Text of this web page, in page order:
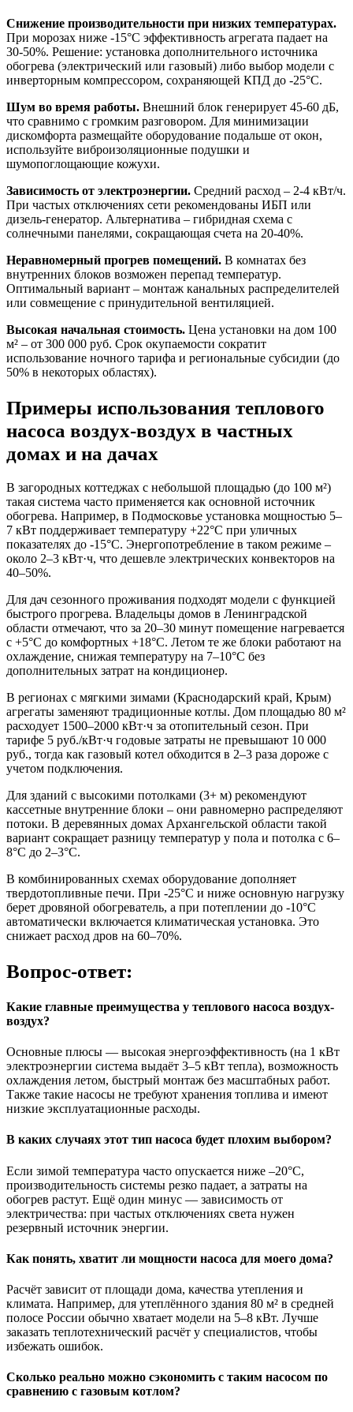
Снижение производительности при низких температурах.
При морозах ниже -15°C эффективность агрегата падает на
30-50%. Решение: установка дополнительного источника
обогрева (электрический или газовый) либо выбор модели с
инверторным компрессором, сохраняющей КПД до -25°C.
Шум во время работы. Внешний блок генерирует 45-60 дБ,
что сравнимо с громким разговором. Для минимизации
дискомфорта размещайте оборудование подальше от окон,
используйте виброизоляционные подушки и
шумопоглощающие кожухи.
Зависимость от электроэнергии. Средний расход – 2-4 кВт/ч.
При частых отключениях сети рекомендованы ИБП или
дизель-генератор. Альтернатива – гибридная схема с
солнечными панелями, сокращающая счета на 20-40%.
Неравномерный прогрев помещений. В комнатах без
внутренних блоков возможен перепад температур.
Оптимальный вариант – монтаж канальных распределителей
или совмещение с принудительной вентиляцией.
Высокая начальная стоимость. Цена установки на дом 100
м² – от 300 000 руб. Срок окупаемости сократит
использование ночного тарифа и региональные субсидии (до
50% в некоторых областях).
Примеры использования теплового
насоса воздух-воздух в частных
домах и на дачах
В загородных коттеджах с небольшой площадью (до 100 м²)
такая система часто применяется как основной источник
обогрева. Например, в Подмосковье установка мощностью 5–
7 кВт поддерживает температуру +22°C при уличных
показателях до -15°C. Энергопотребление в таком режиме –
около 2–3 кВт·ч, что дешевле электрических конвекторов на
40–50%.
Для дач сезонного проживания подходят модели с функцией
быстрого прогрева. Владельцы домов в Ленинградской
области отмечают, что за 20–30 минут помещение нагревается
с +5°C до комфортных +18°C. Летом те же блоки работают на
охлаждение, снижая температуру на 7–10°C без
дополнительных затрат на кондиционер.
В регионах с мягкими зимами (Краснодарский край, Крым)
агрегаты заменяют традиционные котлы. Дом площадью 80 м²
расходует 1500–2000 кВт·ч за отопительный сезон. При
тарифе 5 руб./кВт·ч годовые затраты не превышают 10 000
руб., тогда как газовый котел обходится в 2–3 раза дороже с
учетом подключения.
Для зданий с высокими потолками (3+ м) рекомендуют
кассетные внутренние блоки – они равномерно распределяют
потоки. В деревянных домах Архангельской области такой
вариант сокращает разницу температур у пола и потолка с 6–
8°C до 2–3°C.
В комбинированных схемах оборудование дополняет
твердотопливные печи. При -25°C и ниже основную нагрузку
берет дровяной обогреватель, а при потеплении до -10°C
автоматически включается климатическая установка. Это
снижает расход дров на 60–70%.
Вопрос-ответ:
Какие главные преимущества у теплового насоса воздух-
воздух?
Основные плюсы — высокая энергоэффективность (на 1 кВт
электроэнергии система выдаёт 3–5 кВт тепла), возможность
охлаждения летом, быстрый монтаж без масштабных работ.
Также такие насосы не требуют хранения топлива и имеют
низкие эксплуатационные расходы.
В каких случаях этот тип насоса будет плохим выбором?
Если зимой температура часто опускается ниже –20°C,
производительность системы резко падает, а затраты на
обогрев растут. Ещё один минус — зависимость от
электричества: при частых отключениях света нужен
резервный источник энергии.
Как понять, хватит ли мощности насоса для моего дома?
Расчёт зависит от площади дома, качества утепления и
климата. Например, для утеплённого здания 80 м² в средней
полосе России обычно хватает модели на 5–8 кВт. Лучше
заказать теплотехнический расчёт у специалистов, чтобы
избежать ошибок.
Сколько реально можно сэкономить с таким насосом по
сравнению с газовым котлом?